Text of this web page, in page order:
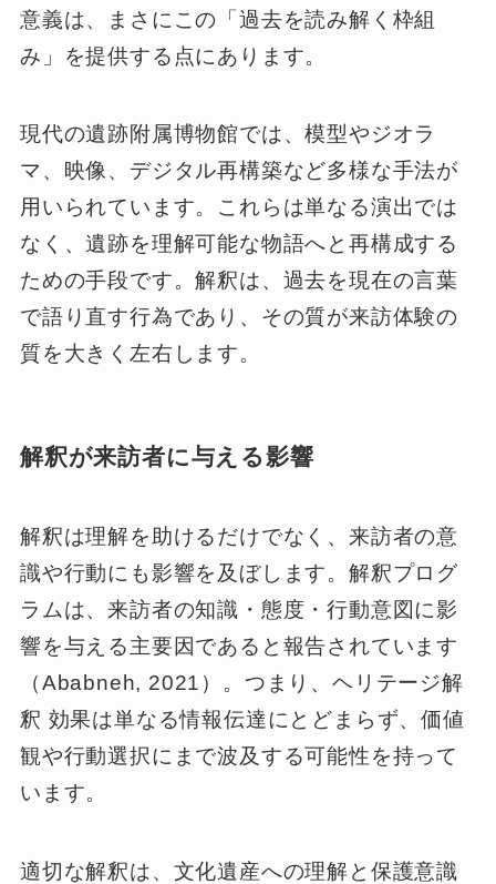
意義は、まさにこの「過去を読み解く枠組
み」を提供する点にあります。
現代の遺跡附属博物館では、模型やジオラ
マ、映像、デジタル再構築など多様な手法が
用いられています。これらは単なる演出では
なく、遺跡を理解可能な物語へと再構成する
ための手段です。解釈は、過去を現在の言葉
で語り直す行為であり、その質が来訪体験の
質を大きく左右します。
解釈が来訪者に与える影響
解釈は理解を助けるだけでなく、来訪者の意
識や行動にも影響を及ぼします。解釈プログ
ラムは、来訪者の知識・態度・行動意図に影
響を与える主要因であると報告されています
（Ababneh, 2021）。つまり、ヘリテージ解
釈 効果は単なる情報伝達にとどまらず、価値
観や行動選択にまで波及する可能性を持って
います。
適切な解釈は、文化遺産への理解と保護意識